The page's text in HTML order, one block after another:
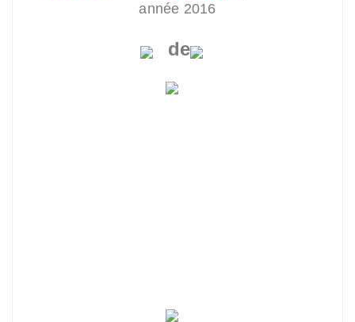
année 2016
de